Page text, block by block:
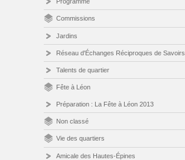
Commissions
Jardins
Réseau d'Échanges Réciproques de Savoirs
Talents de quartier
Fête à Léon
Préparation : La Fête à Léon 2013
Non classé
Vie des quartiers
Amicale des Hautes-Épines